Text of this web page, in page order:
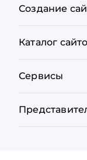
Создание
Каталог
Сервисы